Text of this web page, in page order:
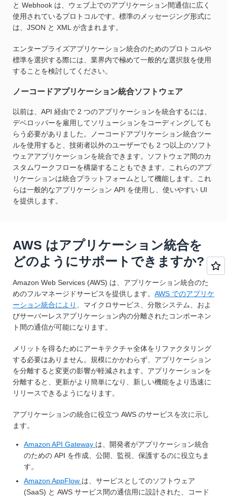
と Webhook は、ウェブ上でのアプリケーション間通信に広く
使用されているプロトコルです。標準のメッセージング形式に
は、JSON と XML が含まれます。
エンタープライズアプリケーション統合のためのプロトコルや
標準を選択する際には、業界内で極めて一般的な選択肢を使用
することを検討してください。
ノーコードアプリケーション統合ソフトウェア
以前は、API 経由で 2 つのアプリケーションを統合するには、
デベロッパーを雇用してソリューションをコーディングしても
らう必要がありました。ノーコードアプリケーション統合ツー
ルを使用すると、技術者以外のユーザーでも 2 つ以上のソフト
ウェアアプリケーションを統合できます。ソフトウェア間のカ
スタムワークフローを構築することもできます。これらのアプ
リケーションは統合プラットフォームとして機能します。これ
らは一般的なアプリケーション API を使用し、使いやすい UI
を提供します。
AWS はアプリケーション統合を
どのようにサポートできますか?
Amazon Web Services (AWS) は、アプリケーション統合のた
めのフルマネージドサービスを提供します。 AWS でのアプリケ
ーション統合により 、マイクロサービス、分散システム、およ
びサーバーレスアプリケーション内の分離されたコンポーネン
ト間の通信が可能になります。
メリットを得るためにアーキテクチャ全体をリファクタリング
する必要はありません。規模にかかわらず、アプリケーション
を分離すると変更の影響が軽減されます。アプリケーションを
分離すると、更新がより簡単になり、新しい機能をより迅速に
リリースできるようになります。
アプリケーションの統合に役立つ AWS のサービスを次に示し
ます。
Amazon API Gateway は、開発者がアプリケーション統合
のための API を作成、公開、監視、保護するのに役立ちま
す。
Amazon AppFlow は、サービスとしてのソフトウェア
(SaaS) と AWS サービス間の通信用に設計された、コード